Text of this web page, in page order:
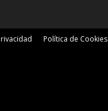
Política de Cookies